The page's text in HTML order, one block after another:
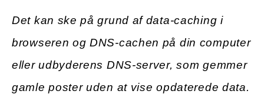
Det kan ske på grund af data-caching i
browseren og DNS-cachen på din computer
eller udbyderens DNS-server, som gemmer
gamle poster uden at vise opdaterede data.